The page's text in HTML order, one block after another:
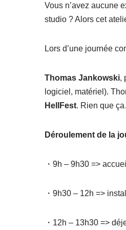
Vous n’avez aucune
studio ? Alors cet
Lors d’une journée
Thomas Jankowski,
logiciel, matériel).
HellFest. Rien que
Déroulement de la
・9h – 9h30 =>
・9h30 – 12h =>
・12h – 13h30 =>